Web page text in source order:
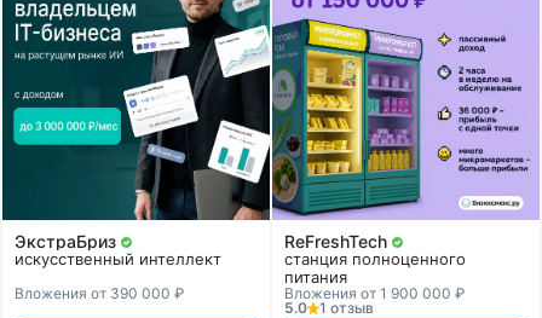
ЭкстраБриз
искусственный интеллект
Вложения от 390 000 ₽
ReFreshTech
станция полноценного
питания
Вложения от 1 900 000 ₽
5.0
1 отзыв